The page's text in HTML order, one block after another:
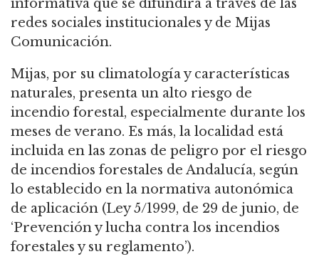
informativa que se difundirá a través de las
redes sociales institucionales y de Mijas
Comunicación.
Mijas, por su climatología y características
naturales, presenta un alto riesgo de
incendio forestal, especialmente durante los
meses de verano. Es más, la localidad está
incluida en las zonas de peligro por el riesgo
de incendios forestales de Andalucía, según
lo establecido en la normativa autonómica
de aplicación (Ley 5/1999, de 29 de junio, de
‘Prevención y lucha contra los incendios
forestales y su reglamento’).